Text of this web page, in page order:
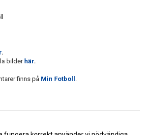
.
bilder här.
finns på Min Fotboll .